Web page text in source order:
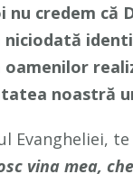
credem că
niciodată
noastră
Evangheliei,
vina mea,